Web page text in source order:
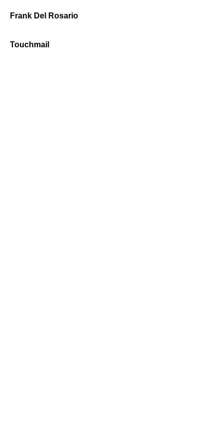
Frank Del Rosario
Touchmail